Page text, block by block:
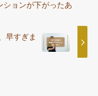
ションが下がったあ
早すぎま